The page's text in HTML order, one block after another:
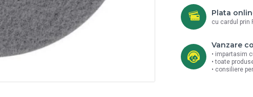
Plata
cu cardul prin
Vanzare
• impartasim
• toate
• consiliere